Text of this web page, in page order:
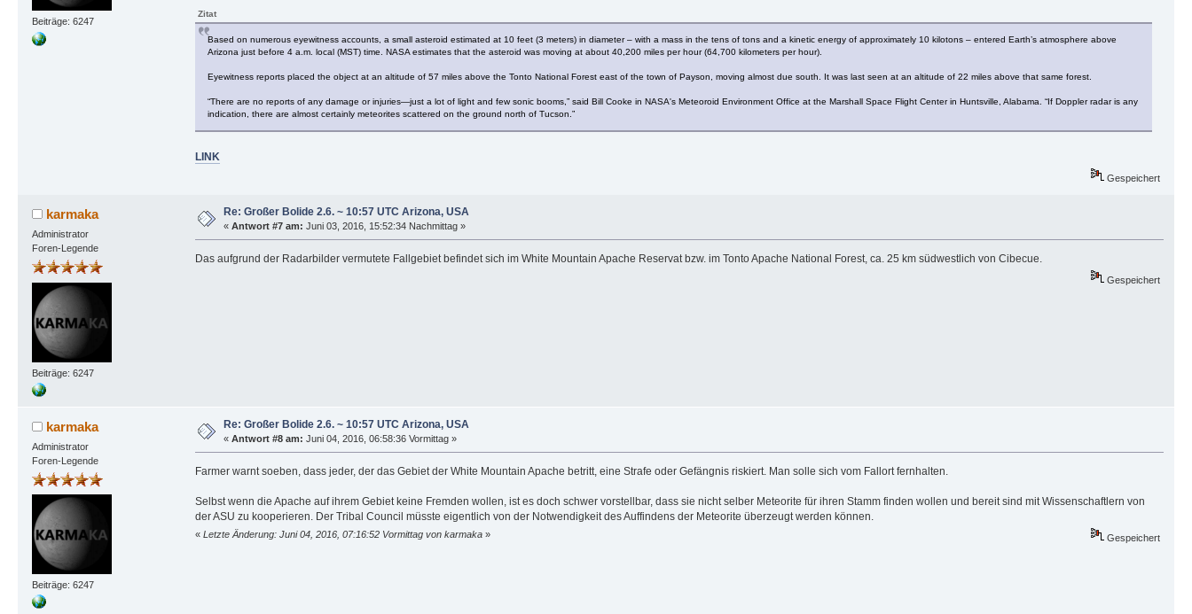
Beiträge: 6247
Zitat
Based on numerous eyewitness accounts, a small asteroid estimated at 10 feet (3 meters) in diameter – with a mass in the tens of tons and a kinetic energy of approximately 10 kilotons – entered Earth’s atmosphere above
Arizona just before 4 a.m. local (MST) time. NASA estimates that the asteroid was moving at about 40,200 miles per hour (64,700 kilometers per hour).
Eyewitness reports placed the object at an altitude of 57 miles above the Tonto National Forest east of the town of Payson, moving almost due south. It was last seen at an altitude of 22 miles above that same forest.
“There are no reports of any damage or injuries—just a lot of light and few sonic booms,” said Bill Cooke in NASA's Meteoroid Environment Office at the Marshall Space Flight Center in Huntsville, Alabama. “If Doppler radar is any
indication, there are almost certainly meteorites scattered on the ground north of Tucson.”
LINK
Gespeichert
karmaka
Administrator
Foren-Legende
Beiträge: 6247
Re: Großer Bolide 2.6. ~ 10:57 UTC Arizona, USA
« Antwort #7 am: Juni 03, 2016, 15:52:34 Nachmittag »
Das aufgrund der Radarbilder vermutete Fallgebiet befindet sich im White Mountain Apache Reservat bzw. im Tonto Apache National Forest, ca. 25 km südwestlich von Cibecue.
Gespeichert
karmaka
Administrator
Foren-Legende
Beiträge: 6247
Re: Großer Bolide 2.6. ~ 10:57 UTC Arizona, USA
« Antwort #8 am: Juni 04, 2016, 06:58:36 Vormittag »
Farmer warnt soeben, dass jeder, der das Gebiet der White Mountain Apache betritt, eine Strafe oder Gefängnis riskiert. Man solle sich vom Fallort fernhalten.
Selbst wenn die Apache auf ihrem Gebiet keine Fremden wollen, ist es doch schwer vorstellbar, dass sie nicht selber Meteorite für ihren Stamm finden wollen und bereit sind mit Wissenschaftlern von
der ASU zu kooperieren. Der Tribal Council müsste eigentlich von der Notwendigkeit des Auffindens der Meteorite überzeugt werden können.
« Letzte Änderung: Juni 04, 2016, 07:16:52 Vormittag von karmaka» Gespeichert